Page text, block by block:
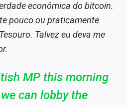
econômica do bitcoin.
pouco ou praticamente
Talvez eu deva me
MP this morning
can lobby the